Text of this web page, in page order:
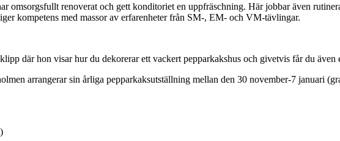
omsorgsfullt renoverat och gett konditoriet en uppfräschning. Här jobbar även
kompetens med massor av erfarenheter från SM-, EM- och VM-tävlingar.
där hon visar hur du dekorerar ett vackert pepparkakshus och givetvis får du även
arrangerar sin årliga pepparkaksutställning mellan den 30 november-7 januari